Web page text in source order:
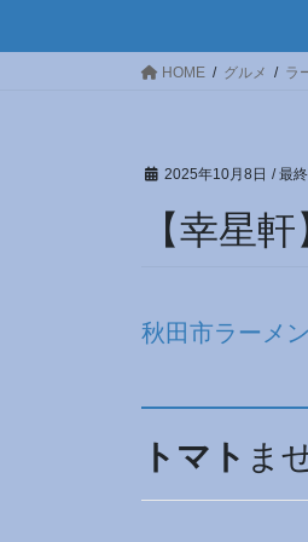
HOME グルメ ラ
2025年10月8日 / 最
【幸星軒
秋田市ラーメン
トマト ま